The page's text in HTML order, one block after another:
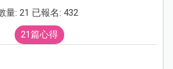
量: 21 已報名: 432
21篇心得